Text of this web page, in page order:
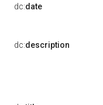
dc:date
dc:description